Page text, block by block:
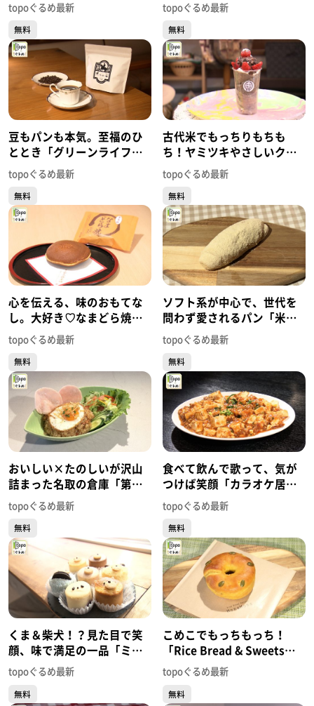
番町）#442【topoぐるめ】
topoぐるめ最新
無料
市下馬）#441【topoぐる
め】
topoぐるめ最新
無料
豆もパンも本気。至福のひ
ととき「グリーンライフコ
ーヒーロースター」（多賀
城市高橋）#440【topoぐる
め】
topoぐるめ最新
無料
古代米でもっちりもちも
ち！ヤミツキやさしいクレ
ープ「和歌珈琲」（多賀城
市留ケ谷）#439【topoぐる
め】
topoぐるめ最新
無料
心を伝える、味のおもてな
し。大好き♡なまどら焼
「榮太楼 多賀城店」（多賀
城市桜木）#438【topoぐる
め】
topoぐるめ最新
無料
ソフト系が中心で、世代を
問わず愛されるパン「米粉
パン トゥット」（多賀城市
留ケ谷）#437【topoぐる
め】
topoぐるめ最新
無料
おいしい×たのしいが沢山
詰まった名取の倉庫「第三
倉庫el camino」（名取市植
松新橋）#436【topoぐる
め】
topoぐるめ最新
無料
食べて飲んで歌って、気が
つけば笑顔「カラオケ居酒
屋 KIMUCHIYA」（名取市大
手町）#435【topoぐるめ】
topoぐるめ最新
無料
くま＆柴犬！？見た目で笑
顔、味で満足の一品「ミモ
ザ チーズケーキ」（太白区
袋原）#434【topoぐるめ】
topoぐるめ最新
無料
こめこでもっちもっち！
「Rice Bread & Sweets
MonaMona 河原町店」（若
林区河原町）#433【topoぐ
るめ】
topoぐるめ最新
無料